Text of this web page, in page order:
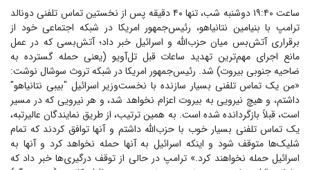
ساعت ۱۹:۴۰ دوشنبه شب، تنها ۴۰ دقیقه پس از نخستین تماس تلفنی دونالد
ترامپ با بنیامین نتانیاهو، رئیس‌جمهور امریکا در شبکه اجتماعی خود از
برقراری آتش‌بس میان حزب‌الله و اسرائیل خبر داد؛ آتش‌بسی که در عمل
مانع اجرای مهم‌ترین تهدید ساعات قبل تل‌آویو (یعنی حمله گسترده به
ضاحیه جنوبی بیروت) شد. رئیس‌جمهور امریکا در شبکه تروث سوشال نوشت:
«من یک تماس تلفنی بسیار سازنده با نخست‌وزیر اسرائیل "بیبی نتانیاهو"
داشتم، و هیچ نیرویی به بیروت اعزام نخواهد شد، و هر نیرویی که در مسیر
است، قبلاً بازگردانده شده است. به همین ترتیب، از طریق نمایندگان عالیرتبه،
یک تماس تلفنی بسیار خوب با حزب‌الله داشتم و آنها توافق کردند که تمام
شلیک‌ها متوقف شود و اینکه اسرائیل به آنها حمله نخواهد کرد و آنها به
اسرائیل حمله نخواهند کرد.» ترامپ در حالی از توقف درگیری‌ها خبر داد که